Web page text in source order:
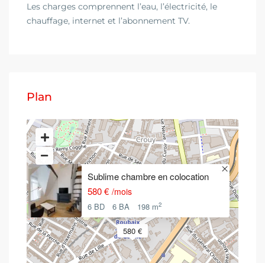
Les charges comprennent l’eau, l’électricité, le
chauffage, internet et l’abonnement TV.
Plan
580 €
Sublime chambre en colocation
580 € /mois
6 BD 6 BA 198 m2